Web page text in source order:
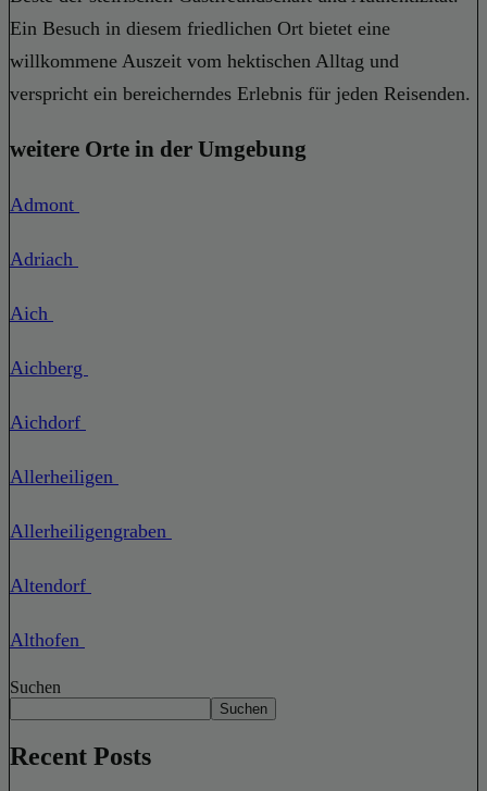
Ein Besuch in diesem friedlichen Ort bietet eine
willkommene Auszeit vom hektischen Alltag und
verspricht ein bereicherndes Erlebnis für jeden Reisenden.
weitere Orte in der Umgebung
Admont
Adriach
Aich
Aichberg
Aichdorf
Allerheiligen
Allerheiligengraben
Altendorf
Althofen
Suchen
Suchen
Recent Posts